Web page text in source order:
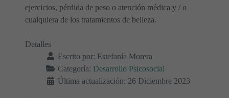
ejercicios, pérdida de peso o atención médica y / o
cualquiera de los tratamientos de belleza.
Detalles
Escrito por: Estefanía Morera
Categoría: Desarrollo Psicosocial
Última actualización: 26 Diciembre 2023